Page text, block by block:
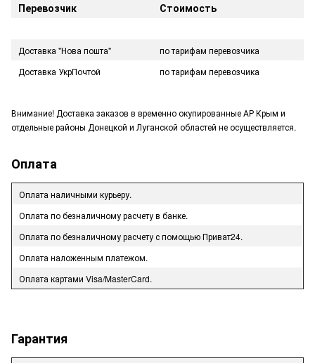
Перевозчик Стоимость
Доставка "Нова пошта"
по тарифам перевозчика
Доставка УкрПочтой
по тарифам перевозчика
Внимание! Доставка заказов в временно окупированные АР Крым и
отдельные районы Донецкой и Луганской областей не осуществляется.
Оплата
Оплата наличными курьеру.
Оплата по безналичному расчету в банке.
Оплата по безналичному расчету с помощью Приват24.
Оплата наложенным платежом.
Оплата картами Visa/MasterCard.
Гарантия